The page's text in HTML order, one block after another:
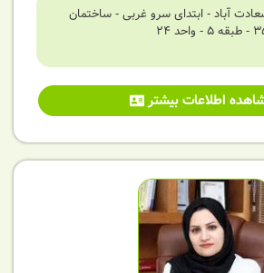
آباد - ابتدای سرو غربی - ساختمان
اطلاعات بیشتر